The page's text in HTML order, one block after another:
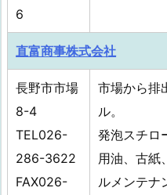
6
直富商事株式会社
長野市市場
8-4
TEL026-
286-3622
FAX026-
市場から排
ル。
発泡スチロ
用油、古紙
ルメンテナ